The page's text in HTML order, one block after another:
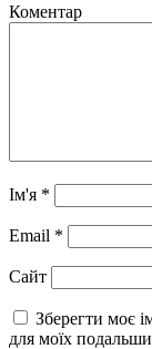
Коментар
Ім'я *
Email *
Сайт
Зберегти моє
для моїх